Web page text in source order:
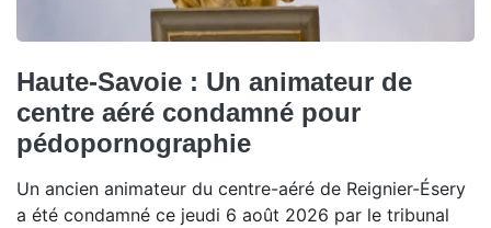
Haute-Savoie : Un animateur de
centre aéré condamné pour
pédopornographie
Un ancien animateur du centre-aéré de Reignier-Ésery
a été condamné ce jeudi 6 août 2026 par le tribunal